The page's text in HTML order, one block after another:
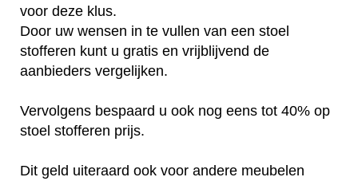
voor deze klus.
Door uw wensen in te vullen van een stoel
stofferen kunt u gratis en vrijblijvend de
aanbieders vergelijken.
Vervolgens bespaard u ook nog eens tot 40% op
stoel stofferen prijs.
Dit geld uiteraard ook voor andere meubelen